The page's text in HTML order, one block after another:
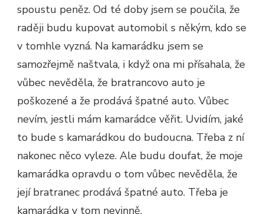
spoustu peněz. Od té doby jsem se poučila, že
raději budu kupovat automobil s někým, kdo se
v tomhle vyzná. Na kamarádku jsem se
samozřejmě naštvala, i když ona mi přísahala, že
vůbec nevěděla, že bratrancovo auto je
poškozené a že prodává špatné auto. Vůbec
nevím, jestli mám kamarádce věřit. Uvidím, jaké
to bude s kamarádkou do budoucna. Třeba z ní
nakonec něco vyleze. Ale budu doufat, že moje
kamarádka opravdu o tom vůbec nevěděla, že
její bratranec prodává špatné auto. Třeba je
kamarádka v tom nevinně.